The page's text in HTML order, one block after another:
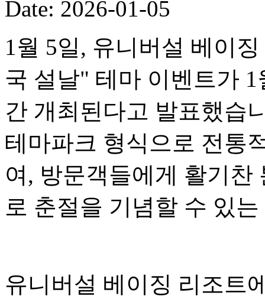
Date: 2026-01-05
1월 5일, 유니버설 베이
국 설날" 테마 이벤트가
간 개최된다고 발표했습
테마파크 형식으로 전통
여, 방문객들에게 활기찬
로 춘절을 기념할 수 있
유니버설 베이징 리조트